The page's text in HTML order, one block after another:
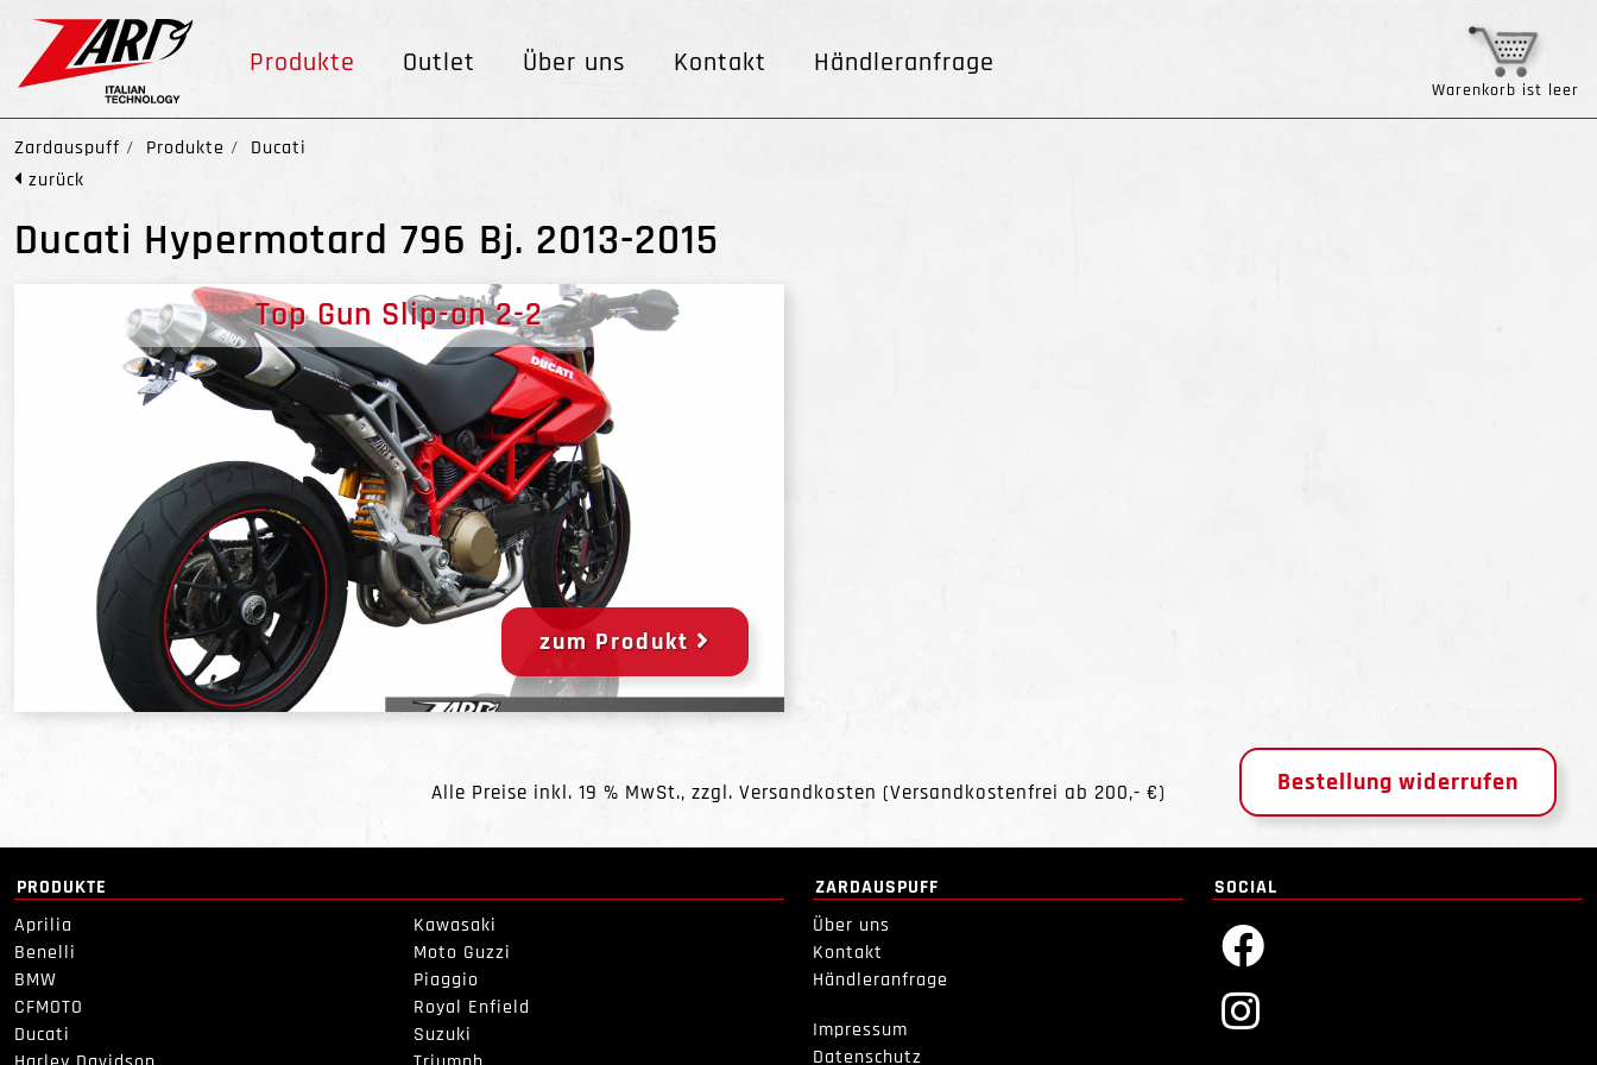
Produkte Outlet Über uns Kontakt Händleranfrage
Warenkorb ist leer
Zardauspuff Produkte
Ducati
zurück
Ducati Hypermotard 796 Bj. 2013-2015
Top Gun Slip-on 2-2
zum Produkt
Alle Preise inkl. 19 % MwSt., zzgl. Versandkosten (Versandkostenfrei ab 200,- €) Bestellung widerrufen
PRODUKTE
Aprilia
Benelli
BMW
CFMOTO
Ducati
Kawasaki
Moto Guzzi
Piaggio
Royal Enfield
Suzuki
ZARDAUSPUFF
Über uns
Kontakt
Händleranfrage
Impressum
Datenschutz
SOCIAL